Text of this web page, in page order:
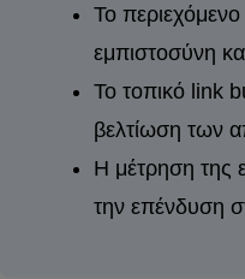
Το
εμπιστοσύνη
Το τοπικό link
βελτίωση των
Η μέτρηση της
την επένδυση